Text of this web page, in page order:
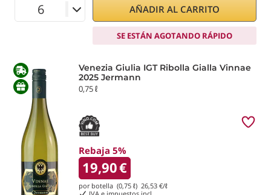
AÑADIR AL CARRITO
SE ESTÁN AGOTANDO RÁPIDO
Venezia Giulia IGT Ribolla Gialla Vinnae
2025 Jermann
0,75 ℓ
Rebaja 5%
19,90€
por botella (0,75 ℓ) 26,53 €/ℓ